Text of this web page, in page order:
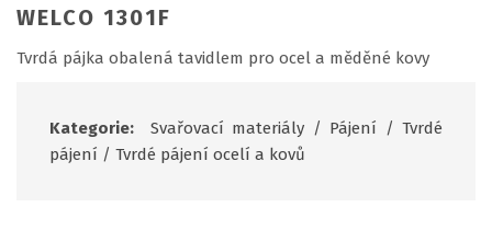
WELCO 1301F
Tvrdá pájka obalená tavidlem pro ocel a měděné kovy
Kategorie: Svařovací materiály / Pájení / Tvrdé
pájení / Tvrdé pájení ocelí a kovů